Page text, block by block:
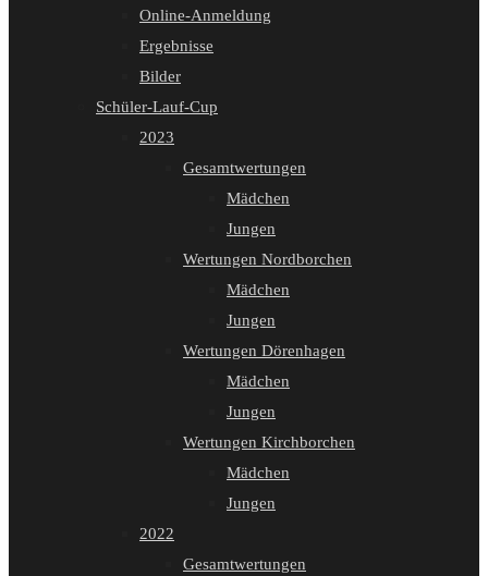
Online-Anmeldung
Ergebnisse
Bilder
Schüler-Lauf-Cup
2023
Gesamtwertungen
Mädchen
Jungen
Wertungen Nordborchen
Mädchen
Jungen
Wertungen Dörenhagen
Mädchen
Jungen
Wertungen Kirchborchen
Mädchen
Jungen
2022
Gesamtwertungen